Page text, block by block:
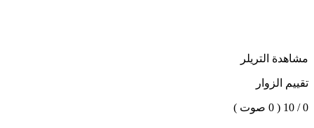
مشاهدة التريلر
تقييم الزوار
0 / 10 ( 0 صوت )